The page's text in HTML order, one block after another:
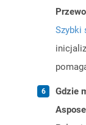
Szybki
Gdzie